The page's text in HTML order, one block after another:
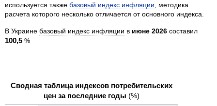
используется также базовый индекс инфляции , методика
расчета которого несколько отличается от основного индекса.
В Украине базовый индекс инфляции в июне 2026 составил
100,5 %
Сводная таблица индексов потребительских
цен за последние годы (%)